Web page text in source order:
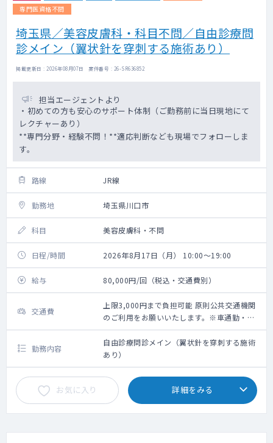
専門医資格不問
埼玉県／美容皮膚科・科目不問／自由診療問
診メイン（翼状針を穿刺する施術あり）
掲載更新日 : 2026年08月07日 案件番号 : 26-SR636852
担当エージェントより
・初めての方も安心のサポート体制（ご勤務前に当日現地にて
レクチャーあり）
**専門分野・経験不問！**適応判断なども現場でフォローしま
す。
路線 JR線
勤務地 埼玉県川口市
科目 美容皮膚科・不問
日程/時間 2026年8月17日（月） 10:00～19:00
給与 80,000円/回（税込・交通費別）
交通費
上限3,000円まで負担可能 原則公共交通機関
のご利用をお願いいたします。※車通勤・タ
クシー利用要相談
勤務内容
自由診療問診メイン（翼状針を穿刺する施術
あり）
お気に入り 詳細をみる